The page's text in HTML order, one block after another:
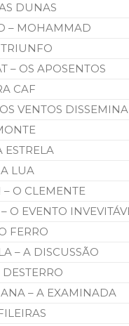
DUNAS
– MOHAMMAD
– OS APOSENTOS
CAF
VENTOS
LUA
O CLEMENTE
O EVENTO
FERRO
– A DISCUSSÃO
– A EXAMINADA